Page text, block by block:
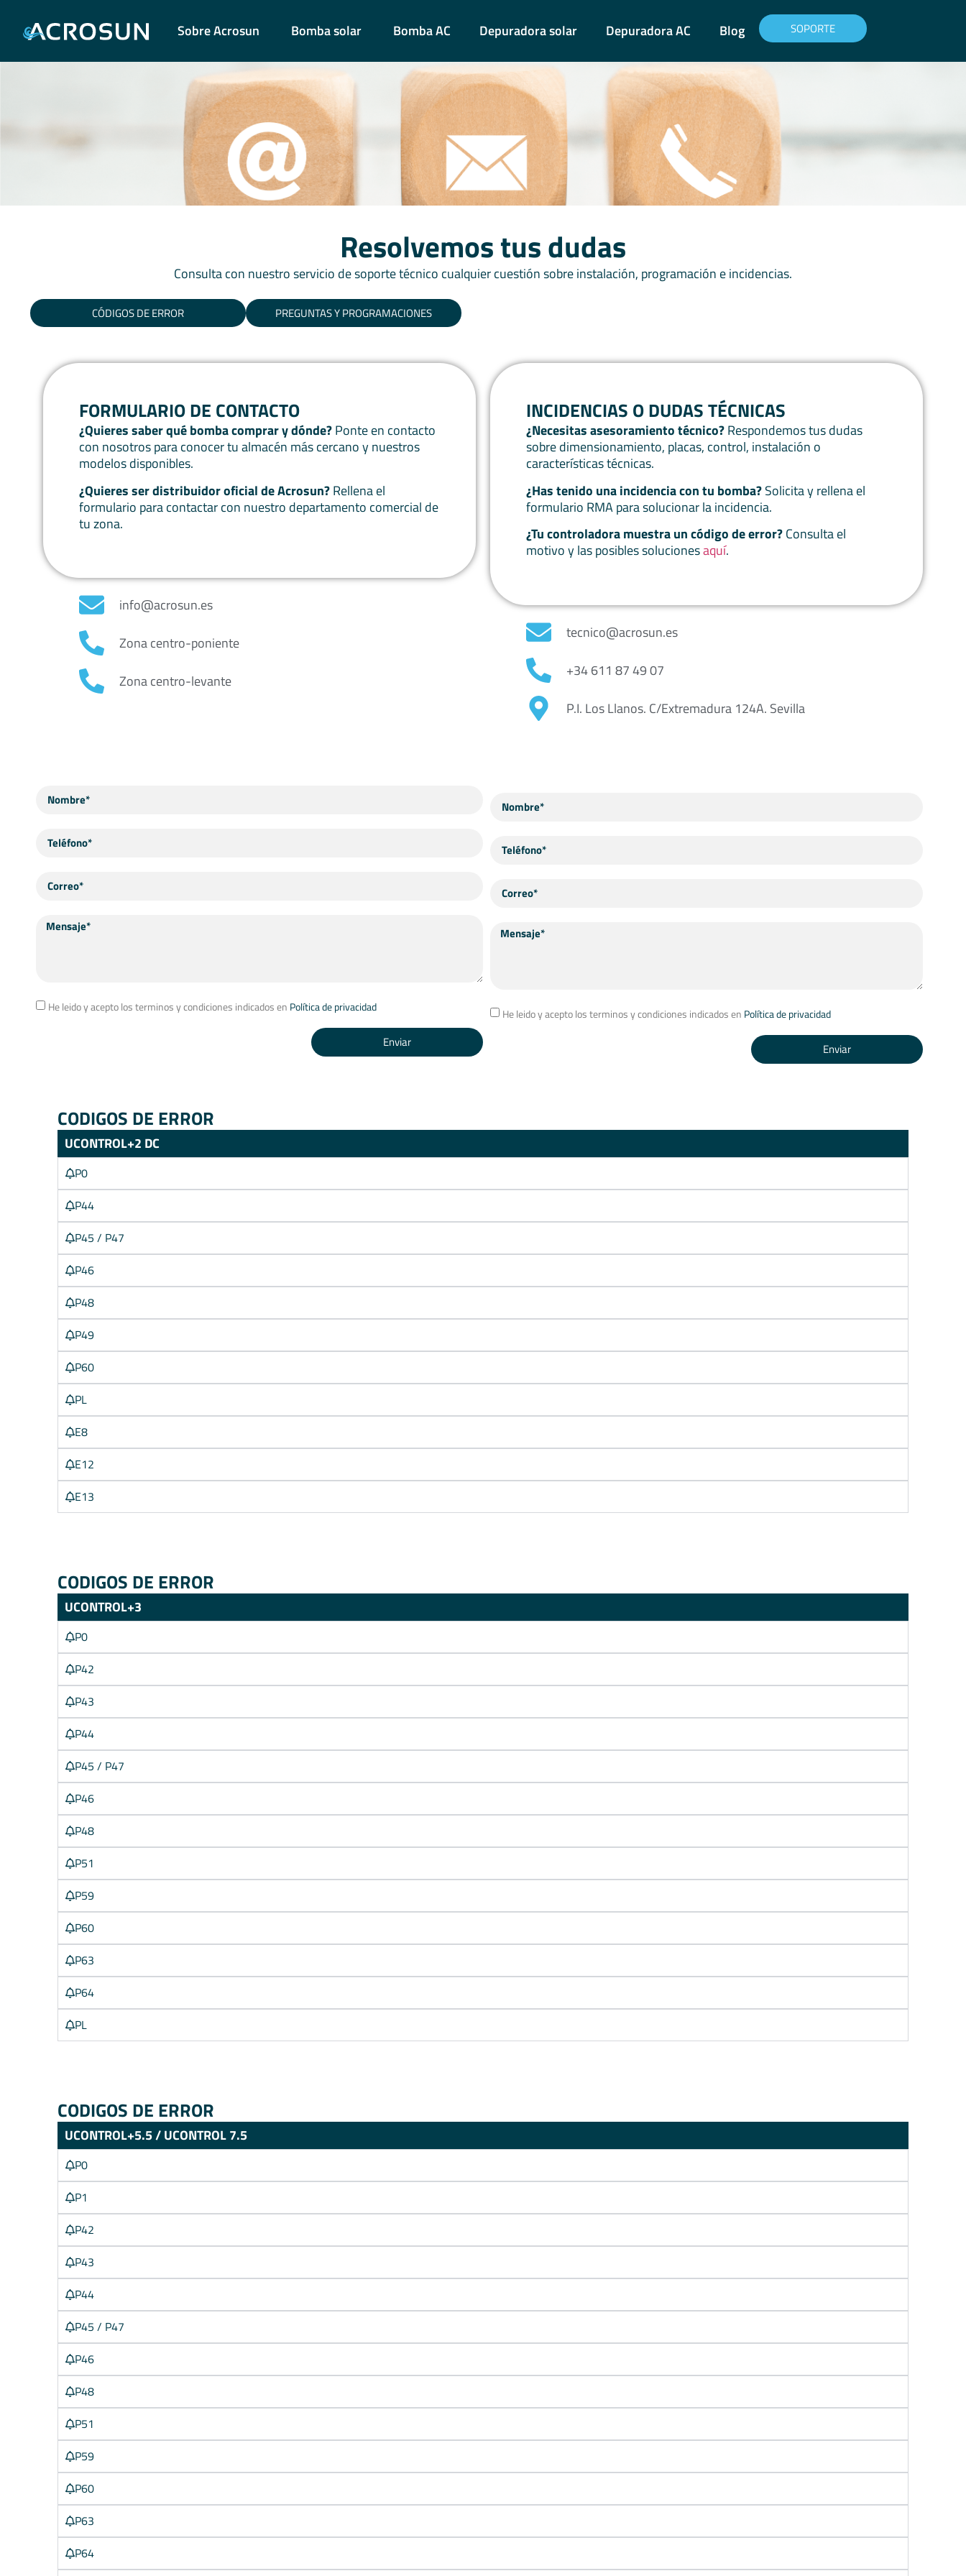
Sobre Acrosun Bomba solar Bomba AC Depuradora solar Depuradora AC Blog SOPORTE
Resolvemos tus dudas
Consulta con nuestro servicio de soporte técnico cualquier cuestión sobre instalación, programación e incidencias.
CÓDIGOS DE ERROR PREGUNTAS Y PROGRAMACIONES
FORMULARIO DE CONTACTO
¿Quieres saber qué bomba comprar y dónde?Ponte en contacto
con nosotros para conocer tu almacén más cercano y nuestros
modelos disponibles.
¿Quieres ser distribuidor oficial de Acrosun?Rellena el
formulario para contactar con nuestro departamento comercial de
tu zona.
info@acrosun.es
Zona centro-poniente
Zona centro-levante
INCIDENCIAS O DUDAS TÉCNICAS
¿Necesitas asesoramiento técnico?Respondemos tus dudas
sobre dimensionamiento, placas, control, instalación o
características técnicas.
¿Has tenido una incidencia con tu bomba?Solicita y rellena el
formulario RMA para solucionar la incidencia.
¿Tu controladora muestra un código de error?Consulta el
motivo y las posibles solucionesaquí.
tecnico@acrosun.es
+34 611 87 49 07
P.I. Los Llanos. C/Extremadura 124A. Sevilla
He leido y acepto los terminos y condiciones indicados en Política de privacidad
Enviar
He leido y acepto los terminos y condiciones indicados en Política de privacidad
Enviar
CODIGOS DE ERROR
UCONTROL+2 DC
P0
P44
P45 / P47
P46
P48
P49
P60
PL
E8
E12
E13
CODIGOS DE ERROR
UCONTROL+3
P0
P42
P43
P44
P45 / P47
P46
P48
P51
P59
P60
P63
P64
PL
CODIGOS DE ERROR
UCONTROL+5.5 / UCONTROL 7.5
P0
P1
P42
P43
P44
P45 / P47
P46
P48
P51
P59
P60
P63
P64